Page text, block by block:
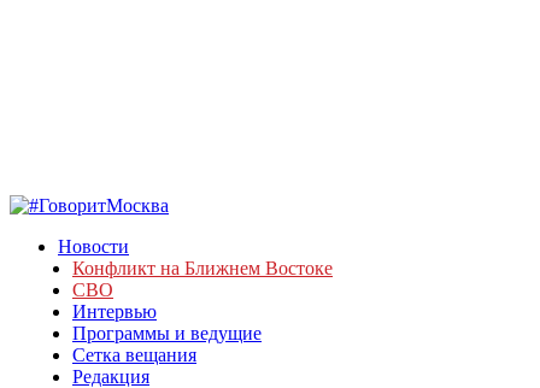
Новости
Конфликт на Ближнем Востоке
СВО
Интервью
Программы и ведущие
Сетка вещания
Редакция